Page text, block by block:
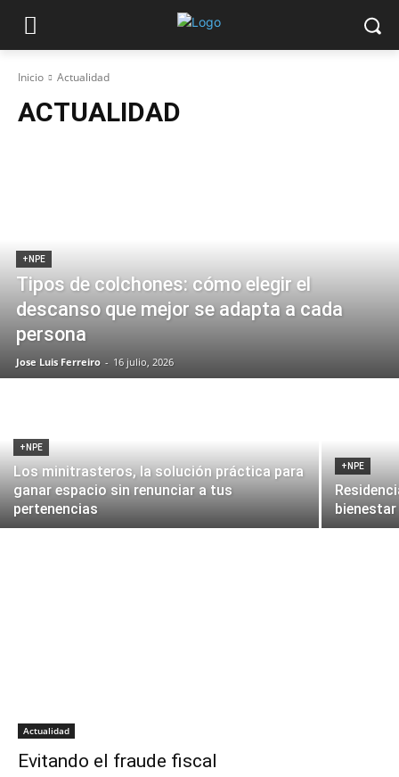
Inicio Actualidad
ACTUALIDAD
+NPE
Tipos de colchones: cómo elegir el
descanso que mejor se adapta a cada
persona
Jose Luis Ferreiro - 16 julio, 2026
+NPE
Los minitrasteros, la solución práctica para
ganar espacio sin renunciar a tus
pertenencias
+NPE
bienestar
Actualidad
Evitando el fraude fiscal